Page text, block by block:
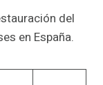
del
en España.